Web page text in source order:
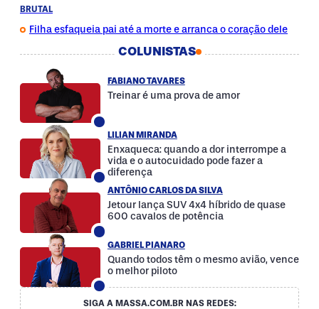
BRUTAL
Filha esfaqueia pai até a morte e arranca o coração dele
COLUNISTAS
FABIANO TAVARES
Treinar é uma prova de amor
LILIAN MIRANDA
Enxaqueca: quando a dor interrompe a
vida e o autocuidado pode fazer a
diferença
ANTÔNIO CARLOS DA SILVA
Jetour lança SUV 4x4 híbrido de quase
600 cavalos de potência
GABRIEL PIANARO
Quando todos têm o mesmo avião, vence
o melhor piloto
SIGA A MASSA.COM.BR NAS REDES: